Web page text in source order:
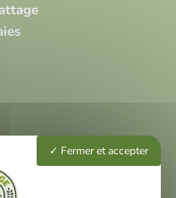
Fermer et accepter